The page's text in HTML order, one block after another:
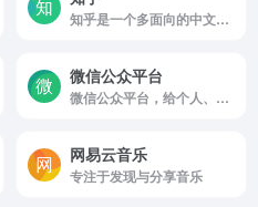
知乎是一个多面向的中文互联网平台，它不仅是一个问答社区，也是一个内容分享和讨论的场所。
微信公众平台
微信公众平台，给个人、企业和组织提供业务服务与用户管理能力的全新服务平台。
网易云音乐
专注于发现与分享音乐